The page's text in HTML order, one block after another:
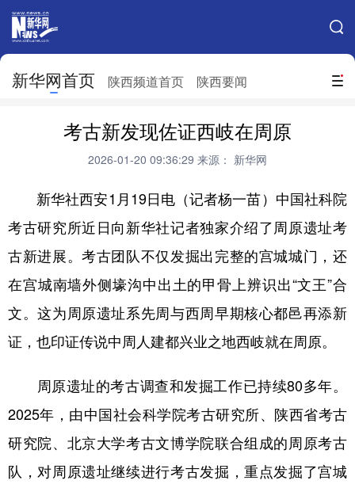
搜索
新华网首页 陕西频道首页 陕西要闻
网站地图
天津 河北
浙江 福建 江西
广东 广西 海南 重庆
四川 贵州 云南 西藏
陕西 甘肃 青海 宁夏
新疆 内蒙古 黑龙江
考古新发现佐证西岐在周原
2026-01-20 09:36:29 来源： 新华网
新华社西安1月19日电（记者杨一苗）中国社科院
考古研究所近日向新华社记者独家介绍了周原遗址考
古新进展。考古团队不仅发掘出完整的宫城城门，还
在宫城南墙外侧壕沟中出土的甲骨上辨识出“文王”合
文。这为周原遗址系先周与西周早期核心都邑再添新
证，也印证传说中周人建都兴业之地西岐就在周原。
周原遗址的考古调查和发掘工作已持续80多年。
2025年，由中国社会科学院考古研究所、陕西省考古
研究院、北京大学考古文博学院联合组成的周原考古
队，对周原遗址继续进行考古发掘，重点发掘了宫城